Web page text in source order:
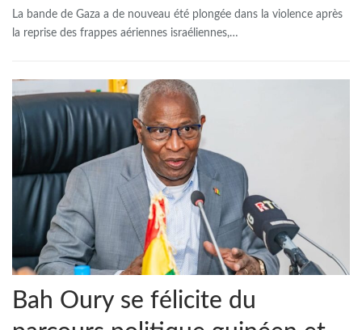
La bande de Gaza a de nouveau été plongée dans la violence après
la reprise des frappes aériennes israéliennes,…
Bah Oury se félicite du